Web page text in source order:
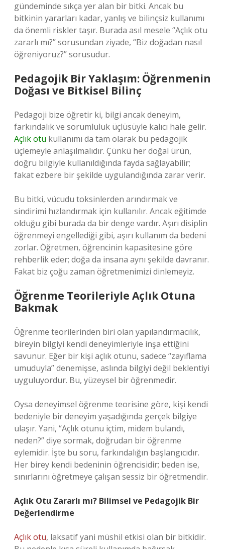
gündeminde sıkça yer alan bir bitki. Ancak bu
bitkinin yararları kadar, yanlış ve bilinçsiz kullanımı
da önemli riskler taşır. Burada asıl mesele “Açlık otu
zararlı mı?” sorusundan ziyade, “Biz doğadan nasıl
öğreniyoruz?” sorusudur.
Pedagojik Bir Yaklaşım: Öğrenmenin
Doğası ve Bitkisel Bilinç
Pedagoji bize öğretir ki, bilgi ancak deneyim,
farkındalık ve sorumluluk üçlüsüyle kalıcı hale gelir.
Açlık otu kullanımı da tam olarak bu pedagojik
üçlemeyle anlaşılmalıdır. Çünkü her doğal ürün,
doğru bilgiyle kullanıldığında fayda sağlayabilir;
fakat ezbere bir şekilde uygulandığında zarar verir.
Bu bitki, vücudu toksinlerden arındırmak ve
sindirimi hızlandırmak için kullanılır. Ancak eğitimde
olduğu gibi burada da bir denge vardır. Aşırı disiplin
öğrenmeyi engellediği gibi, aşırı kullanım da bedeni
zorlar. Öğretmen, öğrencinin kapasitesine göre
rehberlik eder; doğa da insana aynı şekilde davranır.
Fakat biz çoğu zaman öğretmenimizi dinlemeyiz.
Öğrenme Teorileriyle Açlık Otuna
Bakmak
Öğrenme teorilerinden biri olan yapılandırmacılık,
bireyin bilgiyi kendi deneyimleriyle inşa ettiğini
savunur. Eğer bir kişi açlık otunu, sadece “zayıflama
umuduyla” denemişse, aslında bilgiyi değil beklentiyi
uyguluyordur. Bu, yüzeysel bir öğrenmedir.
Oysa deneyimsel öğrenme teorisine göre, kişi kendi
bedeniyle bir deneyim yaşadığında gerçek bilgiye
ulaşır. Yani, “Açlık otunu içtim, midem bulandı,
neden?” diye sormak, doğrudan bir öğrenme
eylemidir. İşte bu soru, farkındalığın başlangıcıdır.
Her birey kendi bedeninin öğrencisidir; beden ise,
sınırlarını öğretmeye çalışan sessiz bir öğretmendir.
Açlık Otu Zararlı mı? Bilimsel ve Pedagojik Bir
Değerlendirme
Açlık otu, laksatif yani müshil etkisi olan bir bitkidir.